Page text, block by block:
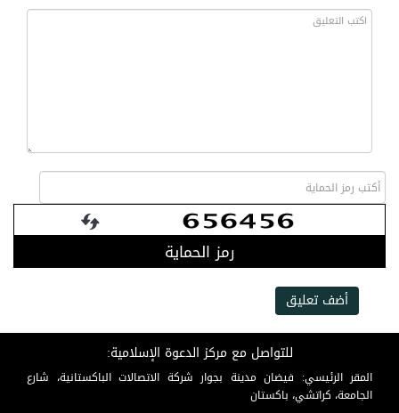
رمز الحماية
أضف تعليق
للتواصل مع مركز الدعوة الإسلامية:
المقر الرئيسي: فيضان مدينة بجوار شركة الاتصالات الباكستانية، شارع
الجامعة، كراتشي، باكستان